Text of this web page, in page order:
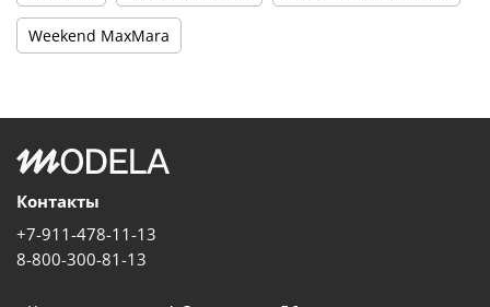
Weekend MaxMara
Контакты
+7-911-478-11-13
8-800-300-81-13